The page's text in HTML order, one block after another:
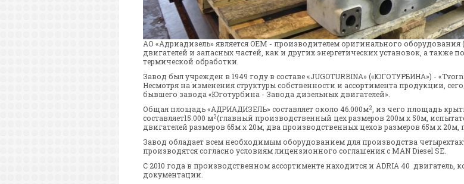
АО «Адриадизель» является OEM - производителем оригинального оборудования
двигателей и запасных частей, как и других энергетических установок, а
термической обработки.
Завод был учрежден в 1949 году в составе «JUGOTURBINA» («ЮГОТУРБИНА») -
Несмотря на изменения структуры собственности и ассортимента продукции,
бывшего завода «Юготурбина - Завода дизельных двигателей».
Общая площадь «АДРИАДИЗЕЛЬ» составляет около 46.000м2, из чего площадь
составляет15.000 м2(главный производственный цехразмеров 200м x 50м,
двигателей размеров 65м x 20м, два производственных цехов размеров 65мх20м,
Завод обладает всем необходимым оборудованием для производства
производятся согласно условиям лицензионного соглашения с MAN Diesel SE.
С 2010 года в производственном ассортименте находится и ADRIA 40 двигатель,
документации.